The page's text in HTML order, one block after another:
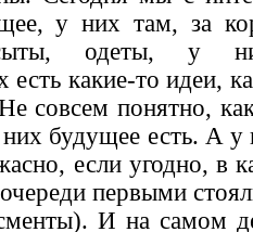
у них там, за
одеты, у них
есть какие-то идеи,
совсем понятно,
будущее есть. А у
если угодно, в
первыми
И на самом